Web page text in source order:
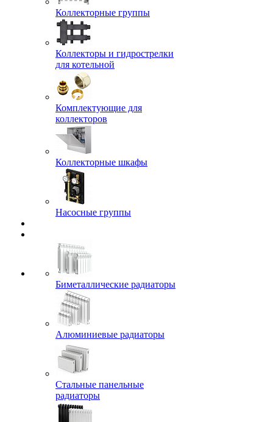
Коллекторные группы
Коллекторы и гидрострелки
для котельной
Комплектующие для
коллекторов
Коллекторные шкафы
Насосные группы
Биметаллические радиаторы
Алюминиевые радиаторы
Стальные панельные
радиаторы